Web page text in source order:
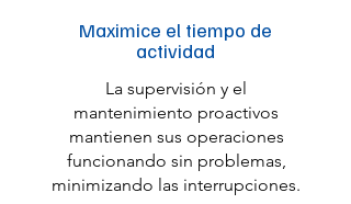
Maximice el tiempo de
actividad
La supervisión y el
mantenimiento proactivos
mantienen sus operaciones
funcionando sin problemas,
minimizando las interrupciones.